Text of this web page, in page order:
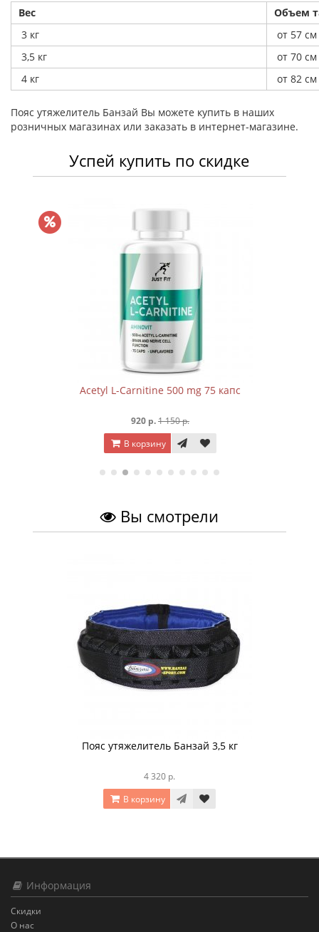
Вес
Объем
3 кг
от 57 см
3,5 кг
от 70 см
4 кг
от 82 см
Пояс утяжелитель Банзай Вы можете купить в наших
розничных магазинах или заказать в интернет-магазине.
Успей купить по скидке
Acetyl L-Carnitine 500 mg 75 капc
920 р. 1 150 р.
В корзину
Вы смотрели
Пояс утяжелитель Банзай 3,5 кг
4 320 р.
В корзину
Информация
Скидки
О нас